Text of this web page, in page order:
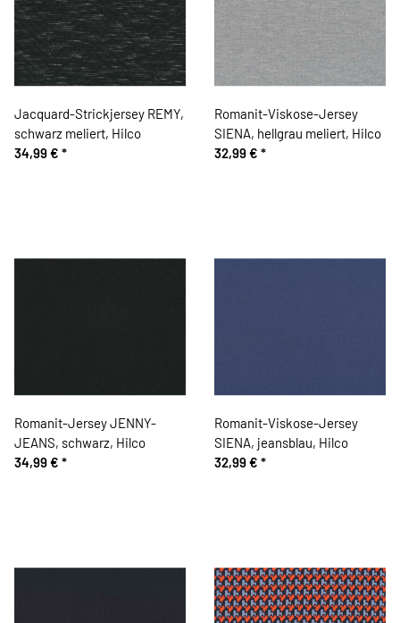
Jacquard-Strickjersey REMY,
schwarz meliert, Hilco
34,99 € *
Romanit-Viskose-Jersey
SIENA, hellgrau meliert, Hilco
32,99 € *
Romanit-Jersey JENNY-
JEANS, schwarz, Hilco
34,99 € *
Romanit-Viskose-Jersey
SIENA, jeansblau, Hilco
32,99 € *